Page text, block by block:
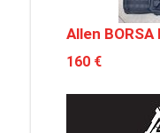
Allen BORSA
160 €